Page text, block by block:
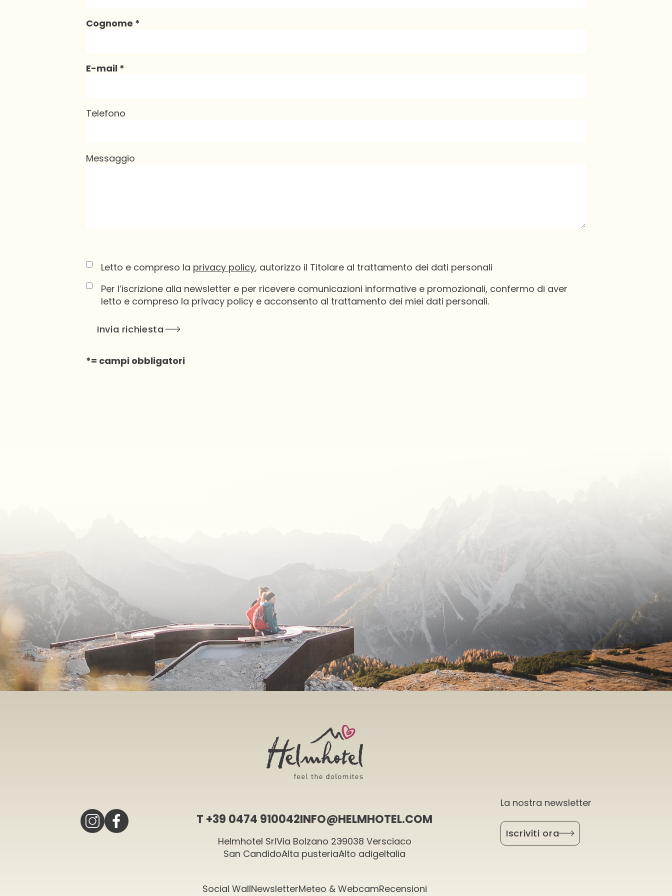
Cognome
E-mail
Telefono
Messaggio
Letto e compreso la privacy policy, autorizzo il Titolare al trattamento dei dati personali
Per l’iscrizione alla newsletter e per ricevere comunicazioni informative e promozionali, confermo di aver
letto e compreso la privacy policy e acconsento al trattamento dei miei dati personali.
*= campi obbligatori
T +39 0474 910042INFO@HELMHOTEL.COM
Helmhotel SrlVia Bolzano 239038 Versciaco
San CandidoAlta pusteriaAlto adigeItalia
Social WallNewsletterMeteo & WebcamRecensioni
La nostra newsletter
Iscriviti ora